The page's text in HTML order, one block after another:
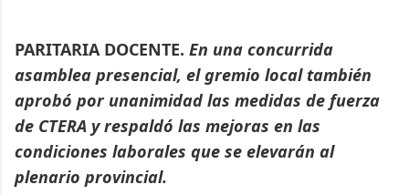
PARITARIA DOCENTE. En una concurrida
asamblea presencial, el gremio local también
aprobó por unanimidad las medidas de fuerza
de CTERA y respaldó las mejoras en las
condiciones laborales que se elevarán al
plenario provincial.